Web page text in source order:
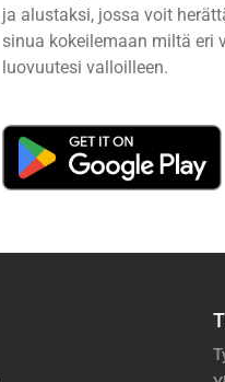
ja alustaksi, jossa voit
sinua kokeilemaan miltä eri
luovuutesi valloilleen.